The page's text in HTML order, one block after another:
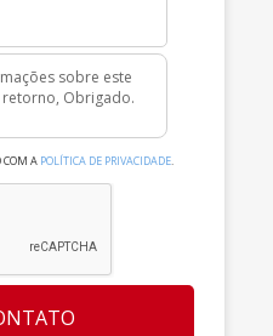
COM A POLÍTICA DE PRIVACIDADE.
EM CONTATO